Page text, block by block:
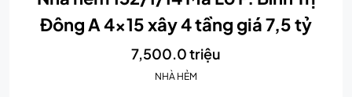
Đông A 4×15 xây 4 tầng giá 7,5 tỷ
7,500.0 triệu
NHÀ HẺM